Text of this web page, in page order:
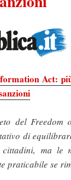
Act:
del Freedom
di
ma le
praticabile se